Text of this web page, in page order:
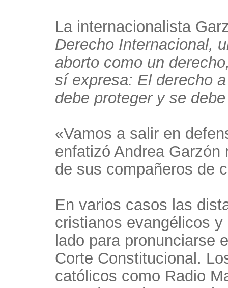
La internacionalista
Derecho Internacional,
aborto como un
sí expresa: El derecho
debe proteger y se
«Vamos a salir en
enfatizó Andrea
de sus compañeros de
En varios casos las
cristianos evangélicos
lado para pronunciarse
Corte Constitucional.
católicos como Radio